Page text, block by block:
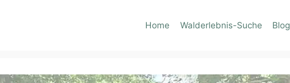
Home Walderlebnis-Suche Blog